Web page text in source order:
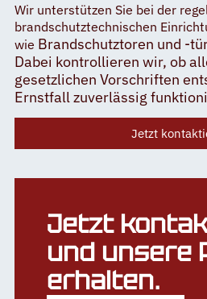
Wir unterstützen Sie bei der
brandschutztechnischen
wie Brandschutztoren und -
Dabei kontrollieren wir, ob
gesetzlichen Vorschriften
Ernstfall zuverlässig
Jetzt
Jetzt
und unsere
erhalten.